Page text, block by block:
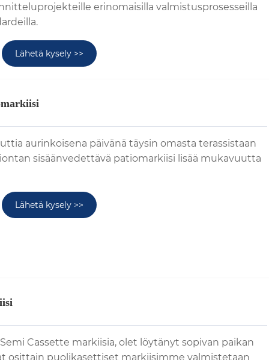
erinomaisilla valmistusprosesseilla
Lähetä kysely >>
aurinkoisena päivänä täysin omasta terassistaan
sisäänvedettävä patiomarkiisi lisää mukavuutta
Lähetä kysely >>
Cassette markiisia, olet löytänyt sopivan paikan
osittain puolikasettiset markiisimme valmistetaan